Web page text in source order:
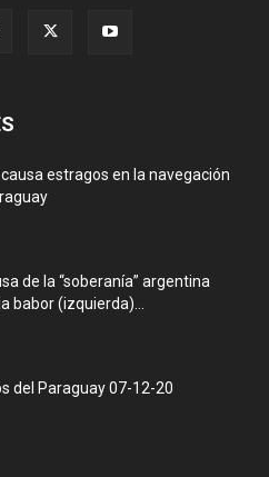
estragos en la navegación
de la “soberanía” argentina
babor (izquierda)...
del Paraguay 07-12-20